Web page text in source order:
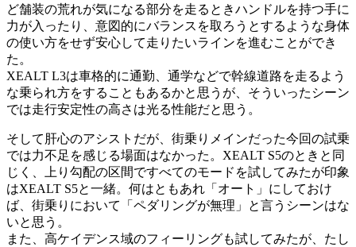
ど舗装の荒れが気になる部分を走るときハンドルを持つ手に
力が入ったり、意図的にバランスを取ろうとするような身体
の使い方をせず安心して走りたいラインを進むことができ
た。
XEALT L3は車格的に通勤、通学などで幹線道路を走るよう
な乗られ方をすることもあるかと思うが、そういったシーン
では走行安定性の高さは光る性能だと思う。
そして肝心のアシストだが、街乗りメインだった今回の試乗
では力不足を感じる場面はなかった。XEALT S5のときと同
じく、上り勾配の区間ですべてのモードを試してみたが印象
はXEALT S5と一緒。何はともあれ「オート」にしておけ
ば、街乗りにおいて「ペダリングが無理」と言うシーンはな
いと思う。
また、高ケイデンス域のフィーリングも試してみたが、たし